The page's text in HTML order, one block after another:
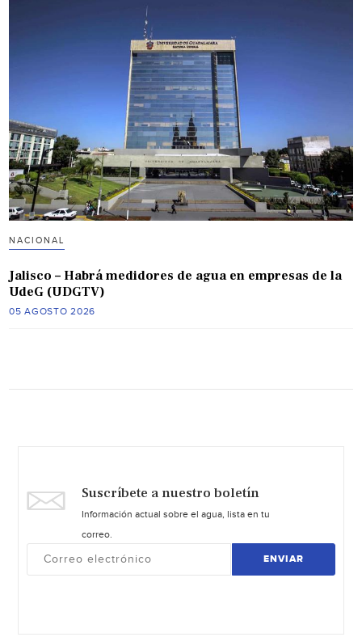
NACIONAL
Jalisco – Habrá medidores de agua en empresas de la
UdeG (UDGTV)
05 AGOSTO 2026
Suscríbete a nuestro boletín
Información actual sobre el agua, lista en tu
correo.
ENVIAR